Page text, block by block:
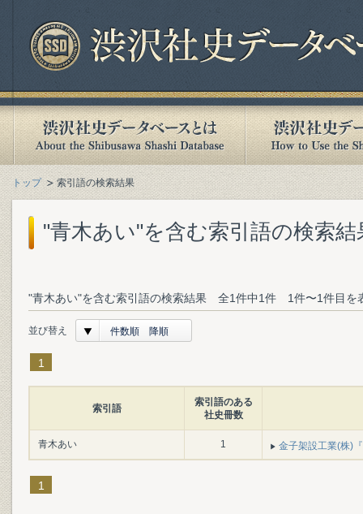
トップ 索引語の検索結果
"青木あい"を含む索引語の検索結
"青木あい"を含む索引語の検索結果 全1件中1件 1件〜1件目を
並び替え 件数順 降順
1
索引語
索引語のある
社史冊数
青木あい 1 金子架設工業(株)
1